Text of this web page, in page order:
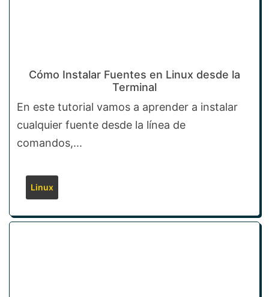
Cómo Instalar Fuentes en Linux desde la
Terminal
En este tutorial vamos a aprender a instalar
cualquier fuente desde la línea de
comandos,...
Linux